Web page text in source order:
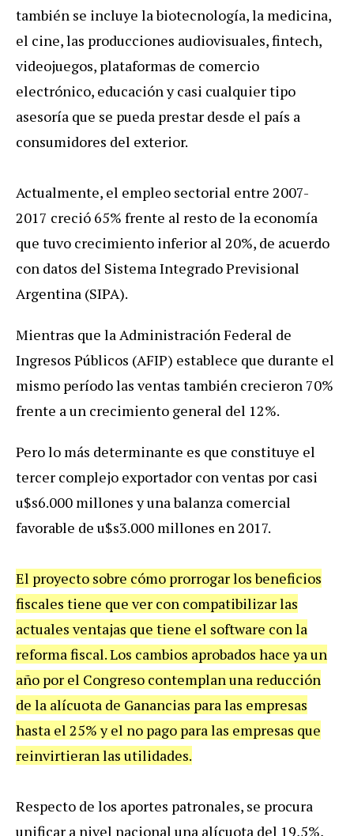
también se incluye labiotecnología,la medicina,
el cine,las producciones audiovisuales,fintech,
videojuegos, plataformas de comercio
electrónico, educacióny casi cualquiertipo
asesoría que se pueda prestar desde el país a
consumidores del exterior.
Actualmente, el empleo sectorial entre 2007-
2017 creció 65% frente al resto de la economía
que tuvo crecimiento inferior al 20%, de acuerdo
con datos del SistemaIntegradoPrevisional
Argentina (SIPA).
Mientras que laAdministraciónFederal de
Ingresos Públicos (AFIP) establece que durante el
mismo períodolas ventas también crecieron 70%
frente aun crecimiento general del 12%.
Perolo más determinante es que constituye el
tercer complejo exportador conventas por casi
u$s6.000 millones yunabalanza comercial
favorable de u$s3.000 millones en2017.
El proyecto sobre cómo prorrogarlos beneficios
fiscales tiene que ver con compatibilizarlas
actuales ventajas que tiene el software conla
reformafiscal.Los cambios aprobados hace yaun
año por el Congreso contemplanuna reducción
de la alícuota de Ganancias paralas empresas
hasta el 25%y el no pago paralas empresas que
reinvirtieranlas utilidades.
Respecto de los aportes patronales, se procura
unificar a nivel nacional una alícuota del 19,5%,